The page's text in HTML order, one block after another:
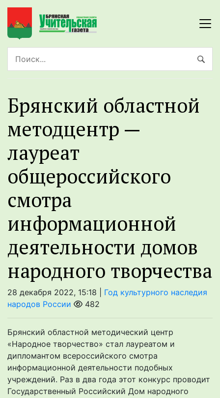
Брянский областной
методцентр —
лауреат
общероссийского
смотра
информационной
деятельности домов
народного творчества
28 декабря 2022, 15:18 | Год культурного наследия
народов России
482
Брянский областной методический центр
«Народное творчество» стал лауреатом и
дипломантом всероссийского смотра
информационной деятельности подобных
учреждений. Раз в два года этот конкурс проводит
Государственный Российский Дом народного